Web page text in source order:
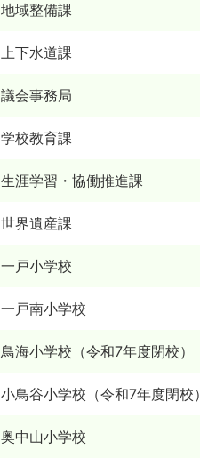
地域整備課
上下水道課
議会事務局
学校教育課
生涯学習・協働推進課
世界遺産課
一戸小学校
一戸南小学校
鳥海小学校（令和7年度閉校）
小鳥谷小学校（令和7年度閉校）
奥中山小学校